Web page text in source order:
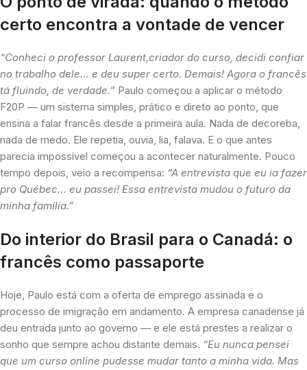
certo encontra a vontade de vencer
“Conheci o professor Laurent,criador do curso, decidi confiar
no trabalho dele… e deu super certo. Demais! Agora o francês
tá fluindo, de verdade.” Paulo começou a aplicar o método
F20P — um sistema simples, prático e direto ao ponto, que
ensina a falar francês desde a primeira aula. Nada de decoreba,
nada de medo. Ele repetia, ouvia, lia, falava. E o que antes
parecia impossível começou a acontecer naturalmente. Pouco
tempo depois, veio a recompensa: “A entrevista que eu ia fazer
pro Québec… eu passei! Essa entrevista mudou o futuro da
minha família.”
Do interior do Brasil para o Canadá: o
francês como passaporte
Hoje, Paulo está com a oferta de emprego assinada e o
processo de imigração em andamento. A empresa canadense já
deu entrada junto ao governo — e ele está prestes a realizar o
sonho que sempre achou distante demais. “Eu nunca pensei
que um curso online pudesse mudar tanto a minha vida. Mas